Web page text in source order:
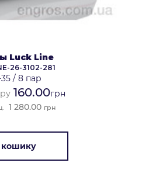
Luck Line
26-3102-281
/ 8 пар
160.00грн
1 280.00 грн